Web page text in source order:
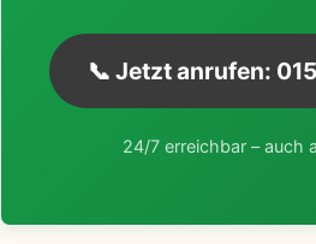
📞 Jetzt anrufen:
24/7 erreichbar – auch